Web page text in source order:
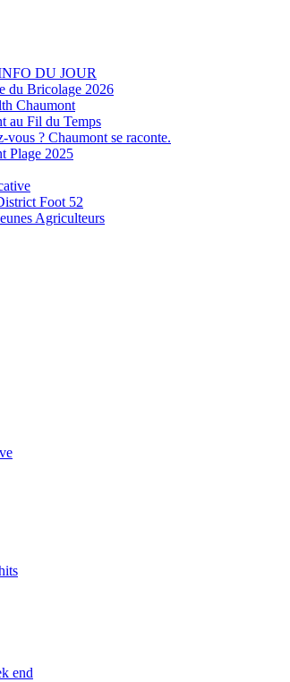
DU JOUR
du Bricolage 2026
Chaumont
au Fil du Temps
vous ? Chaumont se raconte.
Plage 2025
Foot 52
Agriculteurs